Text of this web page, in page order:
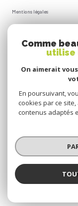
Mentions légales
Cookies
© 2026 | Tous droits réservés
Réalisé par
Comme
utilise
On aimerait
En poursuivant,
cookies par ce
contenus adaptés